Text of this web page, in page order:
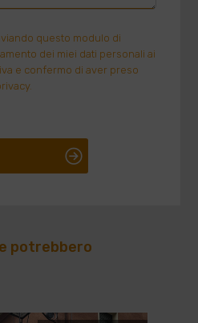
questo modulo di
dei miei dati personali ai
e confermo di aver preso
potrebbero